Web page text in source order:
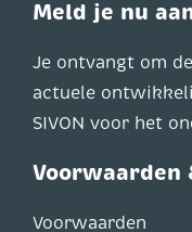
Meld je nu
Je ontvangt om
actuele
SIVON voor het
Voorwaarden
Voorwaarden